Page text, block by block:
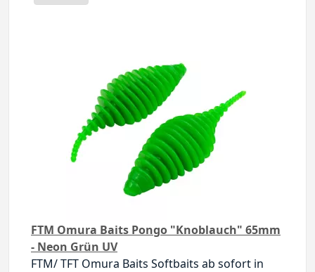
FTM Omura Baits Pongo "Knoblauch" 65mm
- Neon Grün UV
FTM/ TFT Omura Baits Softbaits ab sofort in